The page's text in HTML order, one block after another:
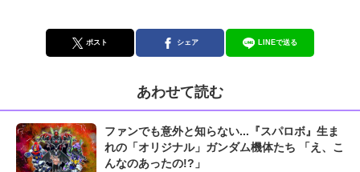
ポスト シェア LINEで送る
あわせて読む
ファンでも意外と知らない...『スパロボ』生ま
れの「オリジナル」ガンダム機体たち 「え、こ
んなのあったの!?」